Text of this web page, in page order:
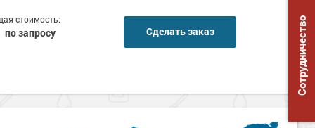
стоимость:
по запросу Сделать заказ Сотрудничество